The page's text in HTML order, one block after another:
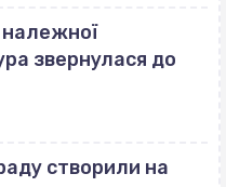
належної
звернулася до
створили на